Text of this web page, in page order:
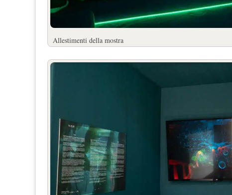
Allestimenti della mostra